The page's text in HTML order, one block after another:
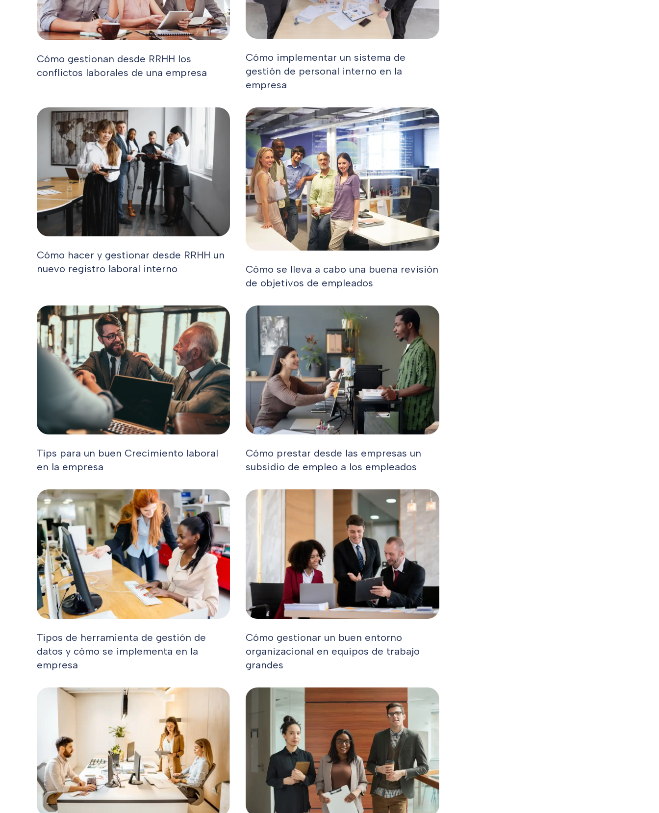
Cómo gestionan desde RRHH los
conflictos laborales de una empresa
Cómo implementar un sistema de
gestión de personal interno en la
empresa
Cómo hacer y gestionar desde RRHH un
nuevo registro laboral interno
Cómo se lleva a cabo una buena revisión
de objetivos de empleados
Tips para un buen Crecimiento laboral
en la empresa
Cómo prestar desde las empresas un
subsidio de empleo a los empleados
Tipos de herramienta de gestión de
datos y cómo se implementa en la
empresa
Cómo gestionar un buen entorno
organizacional en equipos de trabajo
grandes